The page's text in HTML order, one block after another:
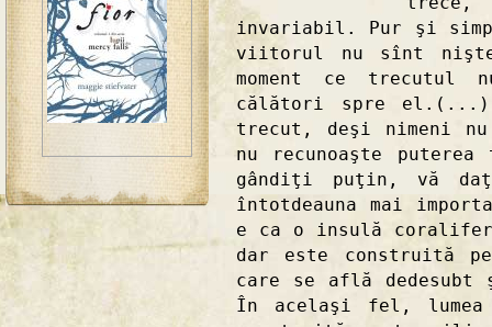
invariabil. Pur şi
viitorul nu sînt
moment ce
călători spre el.(...)
trecut, deşi nimeni
nu recunoaşte
gândiţi puţin, vă
întotdeauna mai
e ca o insulă
dar este construită
care se află
În acelaşi fel,